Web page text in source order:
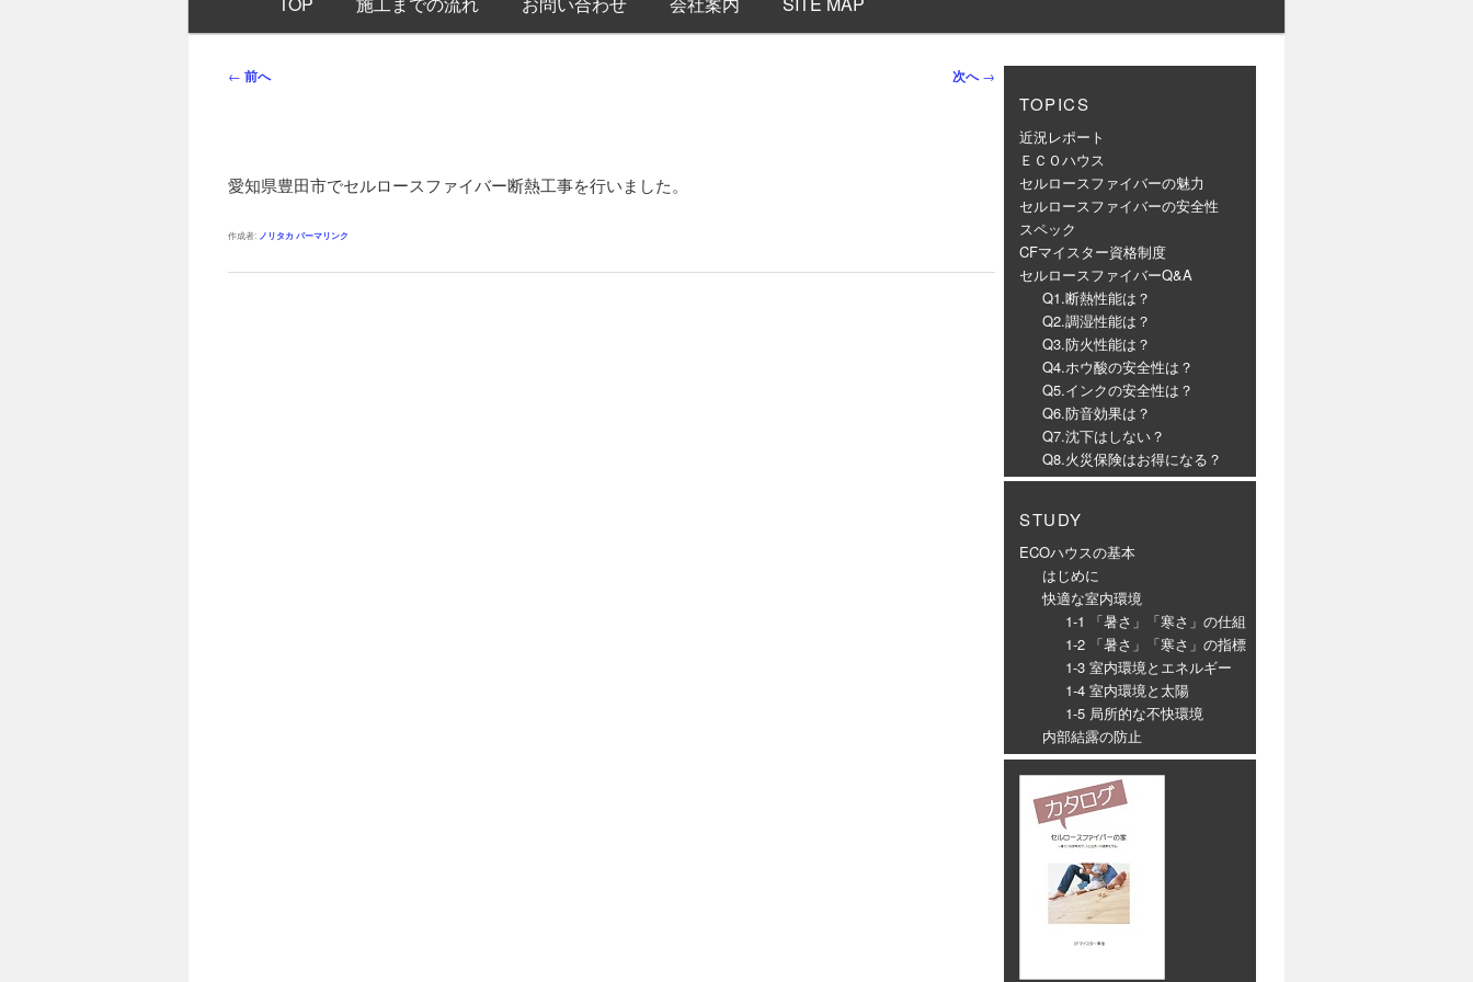
ン
投
ゲ
シ
← 前へ 次へ→
愛知県豊田市でセルロースファイバー断熱工事を行いました。
作成者: ノリタカ パーマリンク
TOPICS
近況レポート
ＥＣＯハウス
セルロースファイバーの魅力
セルロースファイバーの安全性
スペック
CFマイスター資格制度
セルロースファイバーQ&A
Q1.断熱性能は？
Q2.調湿性能は？
Q3.防火性能は？
Q4.ホウ酸の安全性は？
Q5.インクの安全性は？
Q6.防音効果は？
Q7.沈下はしない？
Q8.火災保険はお得になる？
STUDY
ECOハウスの基本
はじめに
快適な室内環境
1-1 「暑さ」「寒さ」の仕組
1-2 「暑さ」「寒さ」の指標
1-3 室内環境とエネルギー
1-4 室内環境と太陽
1-5 局所的な不快環境
内部結露の防止